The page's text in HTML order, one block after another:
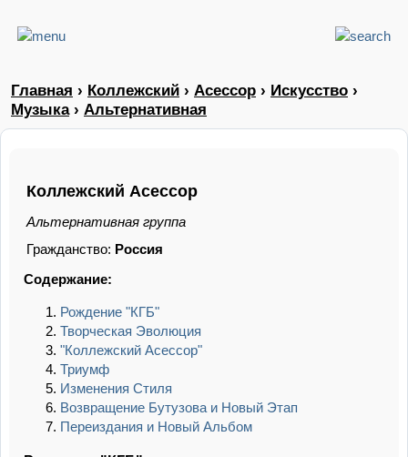
Главная › Коллежский › Асессор › Искусство ›
Музыка› Альтернативная
Коллежский Асессор
Альтернативная группа
Гражданство: Россия
Содержание:
Рождение "КГБ"
Творческая Эволюция
"Коллежский Асессор"
Триумф
Изменения Стиля
Возвращение Бутузова и Новый Этап
Переиздания и Новый Альбом